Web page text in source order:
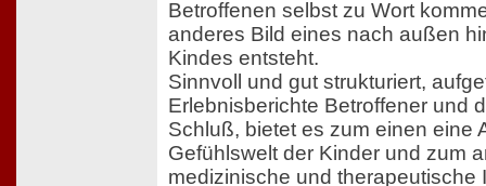
Betroffenen selbst zu Wort
anderes Bild eines nach außen
Kindes entsteht.
Sinnvoll und gut strukturiert,
Erlebnisberichte Betroffener und
Schluß, bietet es zum einen eine
Gefühlswelt der Kinder und zum
medizinische und therapeutische